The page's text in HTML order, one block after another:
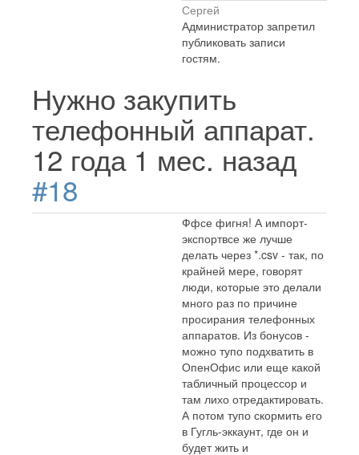
Сергей
Администратор запретил
публиковать записи
гостям.
Нужно закупить
телефонный аппарат.
12 года 1 мес. назад
#18
Ффсе фигня! А импорт-
экспортвсе же лучше
делать через *.csv - так, по
крайней мере, говорят
люди, которые это делали
много раз по причине
просирания телефонных
аппаратов. Из бонусов -
можно тупо подхватить в
ОпенОфис или еще какой
табличный процессор и
там лихо отредактировать.
А потом тупо скормить его
в Гугль-эккаунт, где он и
будет жить и